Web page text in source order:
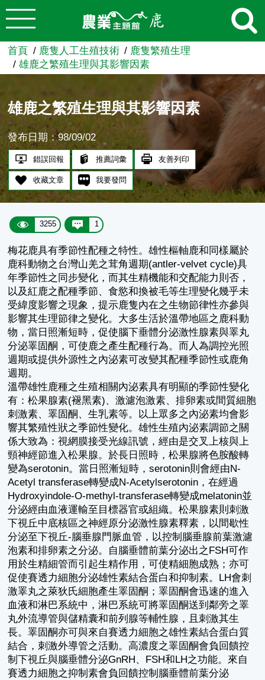
跳到主要內容
農業知識入口網
首頁 鹿隻人工生殖技術
鹿隻繁殖生理
雄鹿之繁殖生理與其影響因素
雄鹿之繁殖生理與其影響因素
發布日期：98/09/02
錯誤回報 推薦詞彙 友善列印
收藏文章 我要發問
3255 1
梅花鹿具有季節性配種之特性。雄性樞軸鹿和同樣屬於
鹿科動物之台灣山羌之茸角週期(antler-velvet cycle)具
年季節性之同步變化，而其生精機能和交配能力則否，
以及紅鹿之配種季節、食慾和換被毛等生理變化幾乎未
受緯度影響之現象，提示鹿隻內在之生物節律性亦參與
影響其生理節律之變化。大多生活於溫帶地區之鹿科動
物，當日照漸短時，促使腦下垂體分泌激性腺素與睪丸
分泌睪固酮，可使鹿之產生配種行為。而人為調控光照
週期或提供外源性之內泌素可改變其配種季節性或鹿角
週期。
溫帶雄性鹿種之生殖相關內泌素具有明顯的季節性變化
有：松果腺素(褪黑素)、激濾泡激素、排卵素或間質細胞
刺激素、睪固酮、生乳素等。以上眾多之內泌素均會影
響其繁殖性狀之季節性變化。雄性生殖內泌素調節之關
係大致為：視網膜接受光線訊號，經由是交叉上核與上
頸神經節進入松果腺。於長日照時，松果腺將色胺酸轉
變為serotonin。當日照漸短時，serotonin則會經由N-
Acetyl transferase轉變成N-Acetylserotonin，在經過
Hydroxyindole-O-methyl-transferase轉變成melatonin並
分泌經由血液運輸至目標器官或組織。松果腺素則刺激
下視丘中底核區之神經原分泌激性腺素釋素，以間歇性
分泌至下視丘-腦垂腺門脈血管，以控制腦垂腺前葉激濾
泡素和排卵素之分泌。自腦垂體前葉分泌出之FSH可作
用於生精細管而引起生精作用，可使精細胞成熟；亦可
促使賽透力細胞分泌雄性素結合蛋白和抑制素。LH會刺
激睪丸之萊狄氏細胞產生睪固酮；睪固酮會迅速的進入
血液和淋巴系統中，淋巴系統可將睪固酮送到鄰旁之睪
丸外流導管與儲精囊和前列腺等輔性腺，且刺激其生
長。睪固酮亦可與來自賽透力細胞之雄性素結合蛋白質
結合，刺激外導管之活動。高濃度之睪固酮會負回饋控
制下視丘與腦垂體分泌GnRH、FSH和LH之功能。來自
賽透力細胞之抑制素會負回饋控制腦垂體前葉分泌